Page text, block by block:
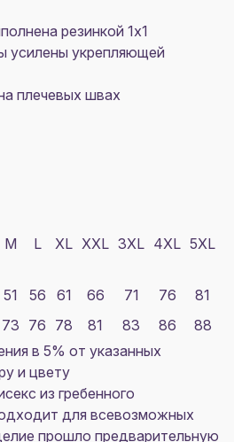
резинкой 1x1
усилены укрепляющей
плечевых швах
M L XL XXL 3XL 4XL 5XL
51 56 61 66 71 76
81
73 76 78 81 83 86
88
в 5% от указанных
и цвету
из гребенного
для всевозможных
прошло предварительную